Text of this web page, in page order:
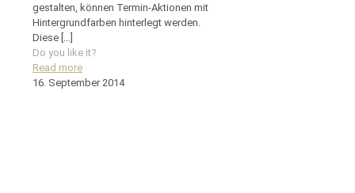
gestalten, können Termin-Aktionen mit
Hintergrundfarben hinterlegt werden.
Diese […]
Do you like it?
Read more
16. September 2014